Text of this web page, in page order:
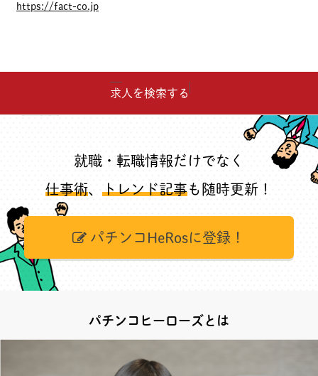
https://fact-co.jp
求人を検索する
就職・転職情報だけでなく
仕事術、 トレンド記事も随時更新！
パチンコHeRosに登録！
パチンコヒーローズとは